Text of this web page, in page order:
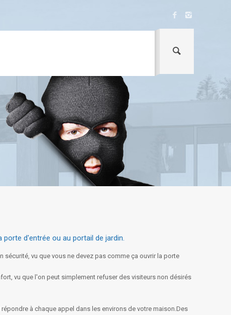
d'entrée ou au portail de jardin.
vu que vous ne devez pas comme ça ouvrir la porte
vu que l'on peut simplement refuser des visiteurs non désirés
à chaque appel dans les environs de votre maison.Des